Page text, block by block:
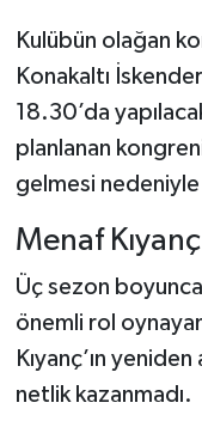
Kulübün olağan
Konakaltı
18.30’da
planlanan
gelmesi
Menaf
Üç sezon
önemli rol
Kıyanç’ın
netlik kazanmadı.